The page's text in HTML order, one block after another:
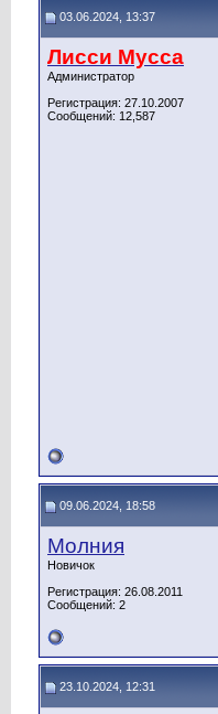
03.06.2024, 13:37
Лисси Мусса
Администратор
Регистрация: 27.10.2007
Сообщений: 12,587
09.06.2024, 18:58
Молния
Новичок
Регистрация: 26.08.2011
Сообщений: 2
23.10.2024, 12:31